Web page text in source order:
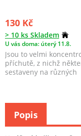
130 Kč
> 10 ks Skladem
U vás doma: úterý 11.8.
Jsou to velmi
příchutě, z nichž
sestaveny na různých
Popis